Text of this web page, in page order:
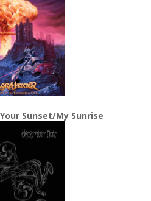
Sunset/My Sunrise